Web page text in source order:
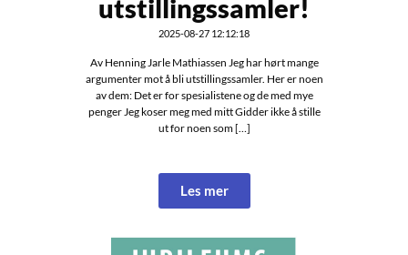
utstillingssamler!
2025-08-27 12:12:18
Av Henning Jarle Mathiassen Jeg har hørt mange
argumenter mot å bli utstillingssamler. Her er noen
av dem: Det er for spesialistene og de med mye
penger Jeg koser meg med mitt Gidder ikke å stille
ut for noen som […]
Les mer